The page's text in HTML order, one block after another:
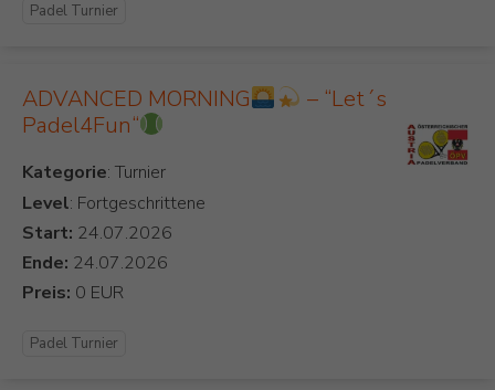
Padel Turnier
ADVANCED MORNING
– “Let´s
Padel4Fun“
Kategorie
Level: Fortgeschrittene
Start:
Ende:
Preis:
Padel Turnier